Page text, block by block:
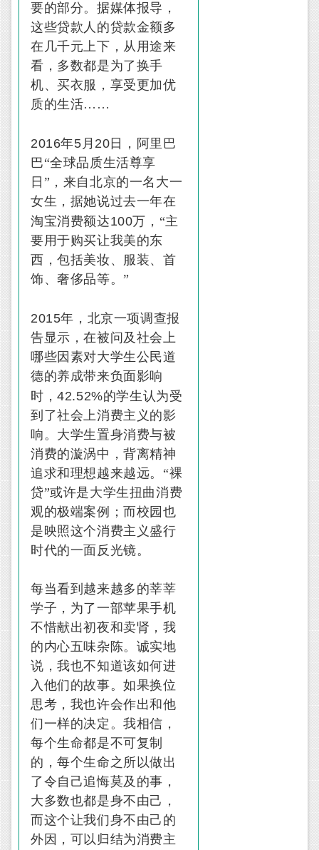
要的部分。据媒体报导，
这些贷款人的贷款金额多
在几千元上下，从用途来
看，多数都是为了换手
机、买衣服，享受更加优
质的生活……
2016年5 月 20 日，阿里巴
巴“全球品质生活尊享
日”，来自北京的一名大一
女生，据她说过去一年在
淘宝消费额达100万，“主
要用于购买让我美的东
西，包括美妆、服装、首
饰、奢侈品等。”
2015年，北京一项调查报
告显示，在被问及社会上
哪些因素对大学生公民道
德的养成带来负面影响
时，42.52%的学生认为受
到了社会上消费主义的影
响。大学生置身消费与被
消费的漩涡中，背离精神
追求和理想越来越远。“裸
贷”或许是大学生扭曲消费
观的极端案例；而校园也
是映照这个消费主义盛行
时代的一面反光镜。
每当看到越来越多的莘莘
学子，为了一部苹果手机
不惜献出初夜和卖肾，我
的内心五味杂陈。诚实地
说，我也不知道该如何进
入他们的故事。如果换位
思考，我也许会作出和他
们一样的决定。我相信，
每个生命都是不可复制
的，每个生命之所以做出
了令自己追悔莫及的事，
大多数也都是身不由己，
而这个让我们身不由己的
外因，可以归结为消费主